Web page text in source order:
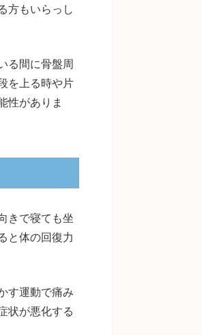
方もいらっし
る間に骨盤周
を上る時や片
性がありま
きで寝ても坐
と体の回復力
す運動で痛み
状が悪化する